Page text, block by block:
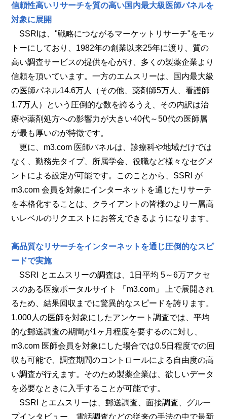
信頼性高いリサーチを質の高い国内最大級医師パネルを
対象に展開
SSRIは、"戦略につながるマーケットリサーチ"をモッ
トーにしており、1982年の創業以来25年に渡り、質の
高い調査サービスの提供を心がけ、多くの製薬企業より
信頼を頂いています。一方のエムスリーは、国内最大級
の医師パネル14.6万人（その他、薬剤師5万人、看護師
1.7万人）という圧倒的な数を誇るうえ、その内訳は治
療や薬剤処方への影響力が大きい40代～50代の医師層
が最も厚いのが特徴です。
更に、m3.com 医師パネルは、診療科や地域だけでは
なく、勤務先タイプ、所属学会、役職など様々なセグメ
ントによる設定が可能です。このことから、SSRI が
m3.com 会員を対象にインターネットを通じたリサーチ
を本格化することは、クライアントの皆様のより一層高
いレベルのリクエストにお答えできるようになります。
高品質なリサーチをインターネットを通じ圧倒的なスピ
ードで実施
SSRI とエムスリーの調査は、1日平均 5～6万アクセ
スのある医療ポータルサイト 「m3.com」 上で展開され
るため、結果回収までに驚異的なスピードを誇ります。
1,000人の医師を対象にしたアンケート調査では、平均
的な郵送調査の期間が1ヶ月程度を要するのに対し、
m3.com 医師会員を対象にした場合では0.5日程度での回
収も可能で、調査期間のコントロールによる自由度の高
い調査が行えます。そのため製薬企業は、欲しいデータ
を必要なときに入手することが可能です。
SSRI とエムスリーは、郵送調査、面接調査、グルー
プインタビュー、電話調査などの従来の手法の中で最新